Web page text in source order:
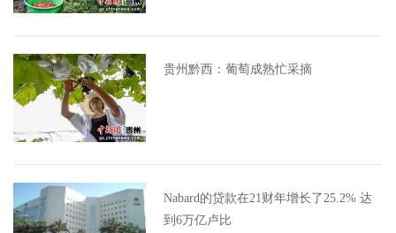
贵州黔西：葡萄成熟忙采摘
Nabard的贷款在21财年增长了25.2% 达
到6万亿卢比